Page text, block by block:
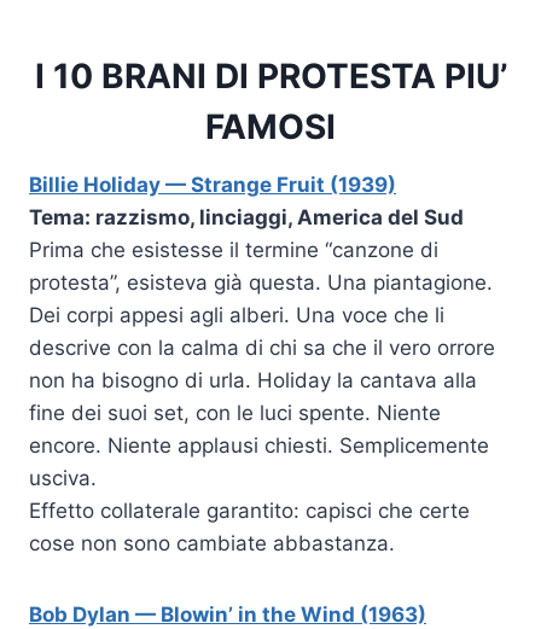
I 10 BRANI DI PROTESTA PIU’
FAMOSI
Billie Holiday — Strange Fruit (1939)
Tema: razzismo, linciaggi, America del Sud
Prima che esistesse il termine “canzone di
protesta”, esisteva già questa. Una piantagione.
Dei corpi appesi agli alberi. Una voce che li
descrive con la calma di chi sa che il vero orrore
non ha bisogno di urla. Holiday la cantava alla
fine dei suoi set, con le luci spente. Niente
encore. Niente applausi chiesti. Semplicemente
usciva.
Effetto collaterale garantito: capisci che certe
cose non sono cambiate abbastanza.
Bob Dylan — Blowin’ in the Wind (1963)